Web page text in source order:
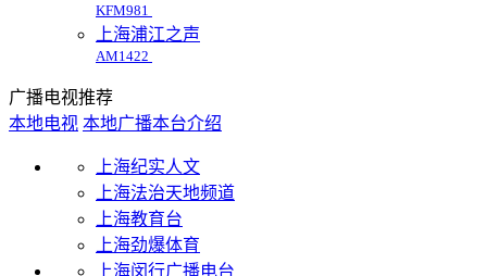
KFM981
上海浦江之声
AM1422
广播电视推荐
本地电视 本地广播本台介绍
上海纪实人文
上海法治天地频道
上海教育台
上海劲爆体育
上海闵行广播电台